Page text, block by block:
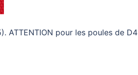
ATTENTION pour les poules de D4